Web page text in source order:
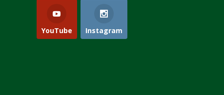
YouTube Instagram